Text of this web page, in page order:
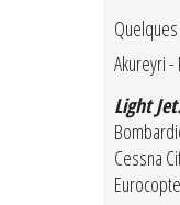
Akureyri -
Light
Cessna